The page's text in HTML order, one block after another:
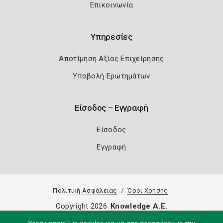
Επικοινωνία
Υπηρεσίες
Αποτίμηση Αξίας Επιχείρησης
Υποβολή Ερωτημάτων
Είσοδος – Εγγραφή
Είσοδος
Εγγραφή
Πολιτική Ασφάλειας Όροι Χρήσης
Copyright 2026 Knowledge A.E.